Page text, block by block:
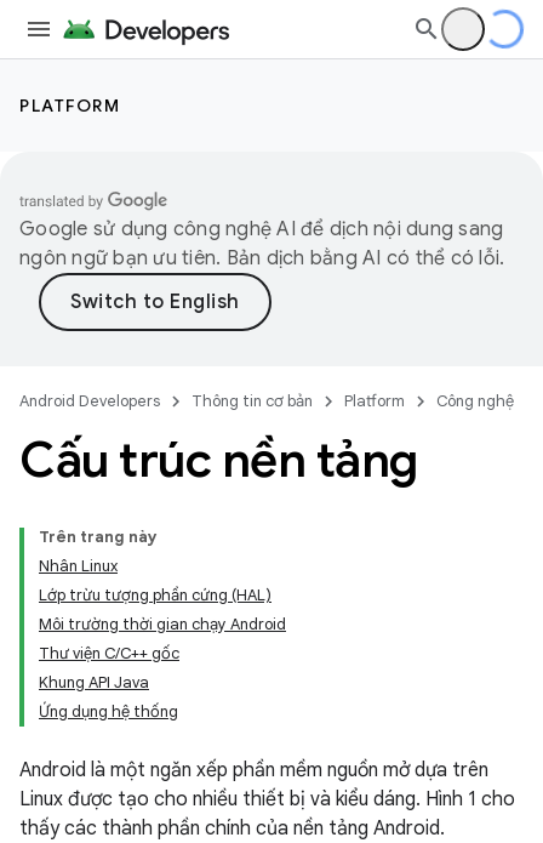
PLATFORM
Google sử dụng công nghệ AI để dịch nội dung sang
ngôn ngữ bạn ưu tiên. Bản dịch bằng AI có thể có lỗi.
Android Developers Thông tin cơ bản Platform Công nghệ
Cấu trúc nền tảng
Trên trang này
Nhân Linux
Lớp trừu tượng phần cứng (HAL)
Môi trường thời gian chạy Android
Thư viện C/C++ gốc
Khung API Java
Ứng dụng hệ thống
Android là một ngăn xếp phần mềm nguồn mở dựa trên
Linux được tạo cho nhiều thiết bị và kiểu dáng. Hình 1 cho
thấy các thành phần chính của nền tảng Android.